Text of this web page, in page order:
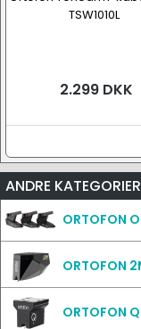
TSW1010L
2.299 DKK
ANDRE
ORTOFON
ORTOFON
ORTOFON